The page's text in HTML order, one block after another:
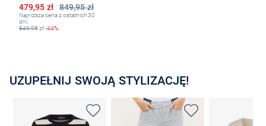
849,95 zł
Obniżona cena
479,95 zł
Najniższa cena z ostatnich 30
dni:
849,95zł-44%
UZUPEŁNIJ SWOJĄ STYLIZACJĘ!